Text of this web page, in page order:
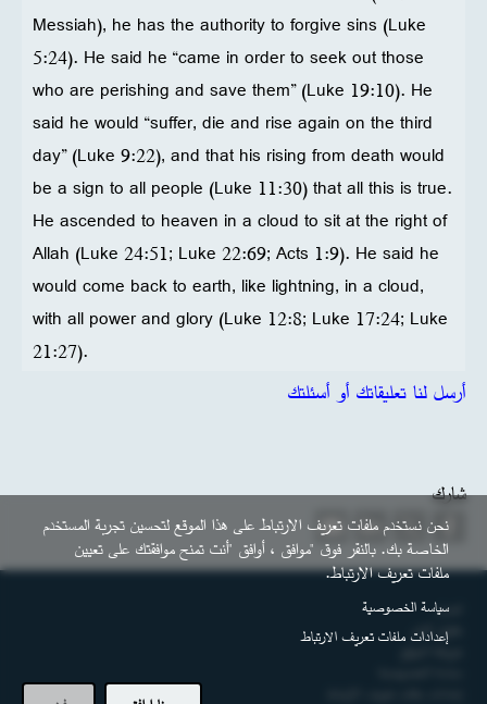
Messiah), he has the authority to forgive sins (Luke
5:24). He said he “came in order to seek out those
who are perishing and save them” (Luke 19:10). He
said he would “suffer, die and rise again on the third
day” (Luke 9:22), and that his rising from death would
be a sign to all people (Luke 11:30) that all this is true.
He ascended to heaven in a cloud to sit at the right of
Allah (Luke 24:51; Luke 22:69; Acts 1:9). He said he
would come back to earth, like lightning, in a cloud,
with all power and glory (Luke 12:8; Luke 17:24; Luke
21:27).
أرسل لنا تعليقاتك أو أسئلتك
شارك
التذييل
اتصل
حقوق النشر
خريطة الموقع
نحن نستخدم ملفات تعريف الارتباط على هذا الموقع لتحسين تجربة المستخدم
الخاصة بك. بالنقر فوق "موافق ، أوافق "أنت تمنح موافقتك على تعيين
ملفات تعريف الارتباط.
سياسة الخصوصية
إعدادات ملفات تعريف الارتباط